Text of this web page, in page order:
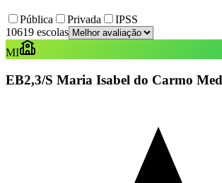
Pública Privada
IPSS
10619 escolas
MI
EB2,3/S Maria Isabel do Carmo